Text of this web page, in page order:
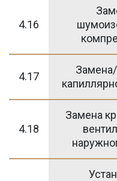
4.16
4.17
4.18
Замена